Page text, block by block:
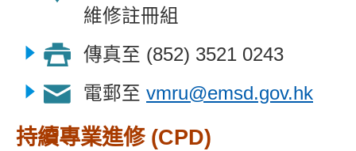
維修註冊組
傳真至 (852) 3521 0243
電郵至 vmru@emsd.gov.hk
持續專業進修 (CPD)